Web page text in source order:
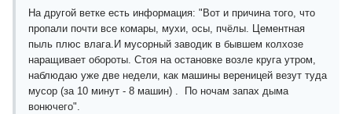
На другой ветке есть информация: "Вот и причина того, что
пропали почти все комары, мухи, осы, пчёлы. Цементная
пыль плюс влага.И мусорный заводик в бывшем колхозе
наращивает обороты. Стоя на остановке возле круга утром,
наблюдаю уже две недели, как машины вереницей везут туда
мусор (за 10 минут - 8 машин) . По ночам запах дыма
вонючего".